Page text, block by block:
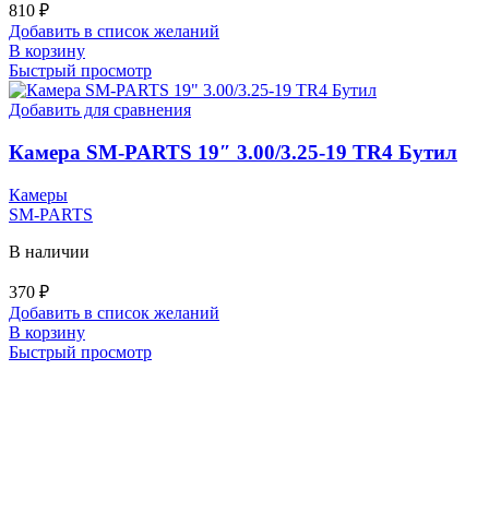
810 ₽
Добавить в список желаний
В корзину
Быстрый просмотр
Добавить для сравнения
Камера SM-PARTS 19″ 3.00/3.25-19 TR4 Бутил
Камеры
SM-PARTS
В наличии
370 ₽
Добавить в список желаний
В корзину
Быстрый просмотр